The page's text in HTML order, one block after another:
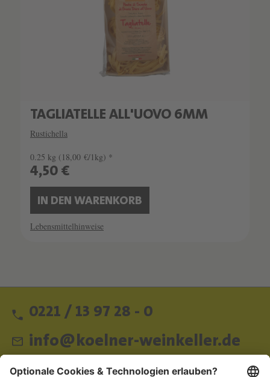
TAGLIATELLE ALL'UOVO 6MM
Rustichella
0.25 kg (18,00 €/1kg) *
4,50 €
IN DEN WARENKORB
Lebensmittelhinweise
0221 / 13 97 28 - 0
info@koelner-weinkeller.de